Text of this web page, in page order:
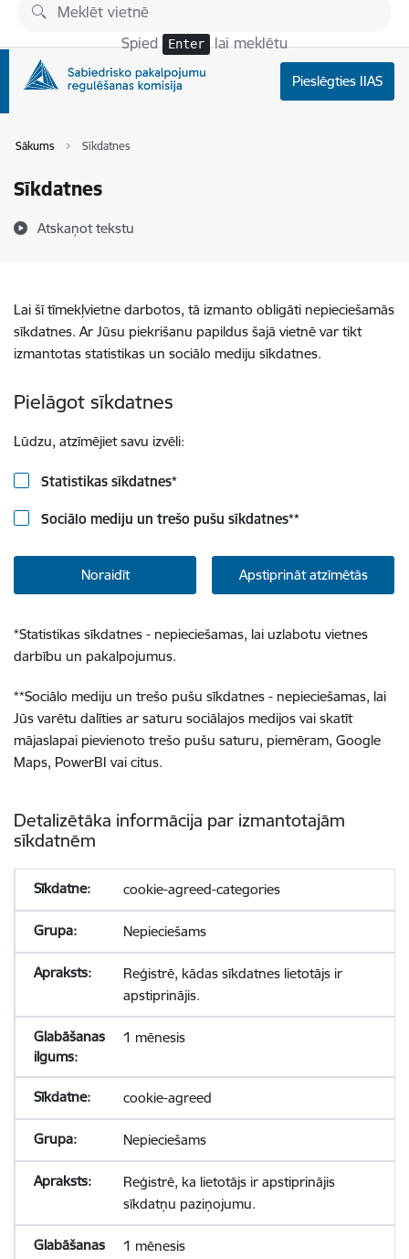
Pāriet uz lapas saturu
Spied Enter lai meklētu
Pieslēgties IIAS
Sākums Sīkdatnes
Sīkdatnes
Atskaņot tekstu
Lai šī tīmekļvietne darbotos, tā izmanto obligāti nepieciešamās
sīkdatnes. Ar Jūsu piekrišanu papildus šajā vietnē var tikt
izmantotas statistikas un sociālo mediju sīkdatnes.
Pielāgot sīkdatnes
Lūdzu, atzīmējiet savu izvēli:
Statistikas sīkdatnes*
Sociālo mediju un trešo pušu sīkdatnes**
Noraidīt Apstiprināt atzīmētās
*Statistikas sīkdatnes - nepieciešamas, lai uzlabotu vietnes
darbību un pakalpojumus.
**Sociālo mediju un trešo pušu sīkdatnes - nepieciešamas, lai
Jūs varētu dalīties ar saturu sociālajos medijos vai skatīt
mājaslapai pievienoto trešo pušu saturu, piemēram, Google
Maps, PowerBI vai citus.
Detalizētāka informācija par izmantotajām
sīkdatnēm
cookie-agreed-categories
Nepieciešams
Reģistrē, kādas sīkdatnes lietotājs ir
apstiprinājis.
1 mēnesis
cookie-agreed
Nepieciešams
Reģistrē, ka lietotājs ir apstiprinājis
sīkdatņu paziņojumu.
1 mēnesis